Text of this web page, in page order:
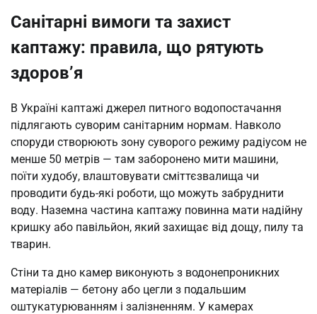
Санітарні вимоги та захист
каптажу: правила, що рятують
здоров’я
В Україні каптажі джерел питного водопостачання
підлягають суворим санітарним нормам. Навколо
споруди створюють зону суворого режиму радіусом не
менше 50 метрів — там заборонено мити машини,
поїти худобу, влаштовувати сміттєзвалища чи
проводити будь-які роботи, що можуть забруднити
воду. Наземна частина каптажу повинна мати надійну
кришку або павільйон, який захищає від дощу, пилу та
тварин.
Стіни та дно камер виконують з водонепроникних
матеріалів — бетону або цегли з подальшим
оштукатурюванням і залізненням. У камерах